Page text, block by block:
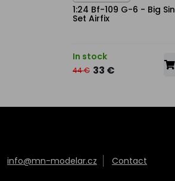
1:24 Bf-109 G-6 - Big Sin
Set Airfix
In stock
44 € 33 €
info@mn-modelar.cz Contact